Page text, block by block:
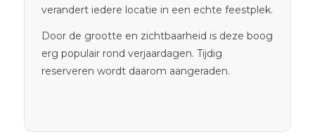
verandert iedere locatie in een echte feestplek.
Door de grootte en zichtbaarheid is deze boog
erg populair rond verjaardagen. Tijdig
reserveren wordt daarom aangeraden.